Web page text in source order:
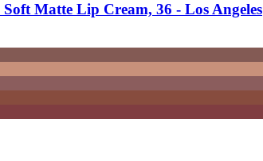
Soft Matte Lip Cream, 36 -​ Los Angeles